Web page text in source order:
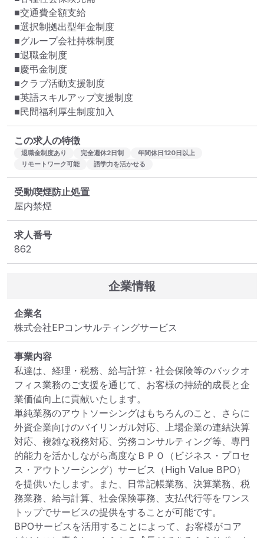
■交通費全額支給
■選択制拠出型年金制度
■グループ会社持株制度
■退職金制度
■慶弔金制度
■クラブ活動支援制度
■英語スキルアップ支援制度
■民間福利厚生制度加入
この求人の特徴
退職金制度あり 完全週休2日制
年間休日120日以上
リモートワーク可能
語学力を活かせる
受動喫煙防止処置
屋内禁煙
求人番号
862
企業情報
企業名
株式会社EPコンサルティングサービス
事業内容
私達は、経理・税務、給与計算・社会保険等のバックオ
フィス業務のご支援を通じて、お客様の持続的成長と企
業価値向上に貢献いたします。
単純業務のアウトソーシングはもちろんのこと、さらに
外資企業向けのバイリンガル対応、上場企業の連結決算
対応、複雑な税務対応、労務コンサルティング等、専門
的能力を活かしながら高度なＢＰＯ（ビジネス・プロセ
ス・アウトソーシング）サービス（High Value BPO）
を提供いたします。また、日常記帳業務、決算業務、税
務業務、給与計算、社会保険事務、支払代行等をワンス
トップでサービスの提供をすることが可能です。
BPOサービスを活用することによって、お客様がコア